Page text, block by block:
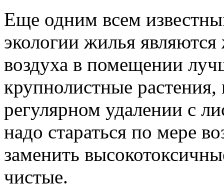
Еще одним всем
экологии жилья
воздуха в помещении
крупнолистные
регулярном удалении с
надо стараться по мере
заменить
чистые.